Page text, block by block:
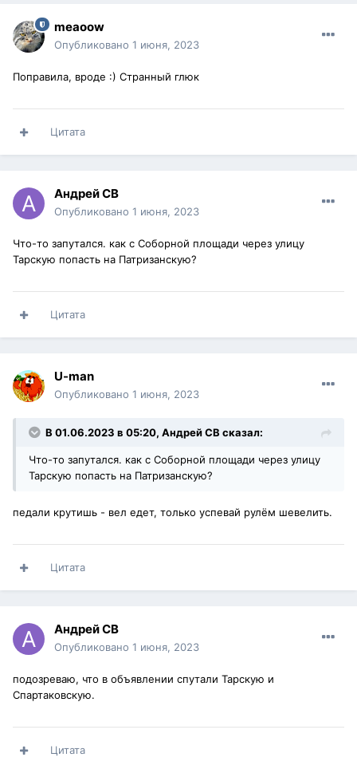
meaoow
Опубликовано 1 июня, 2023
Поправила, вроде :) Странный глюк
Цитата
Андрей СВ
Опубликовано 1 июня, 2023
Что-то запутался. как с Соборной площади через улицу
Тарскую попасть на Патризанскую?
Цитата
U-man
Опубликовано 1 июня, 2023
В 01.06.2023 в 05:20, Андрей СВ сказал:
Что-то запутался. как с Соборной площади через улицу
Тарскую попасть на Патризанскую?
педали крутишь - вел едет, только успевай рулём шевелить.
Цитата
Андрей СВ
Опубликовано 1 июня, 2023
подозреваю, что в объявлении спутали Тарскую и
Спартаковскую.
Цитата